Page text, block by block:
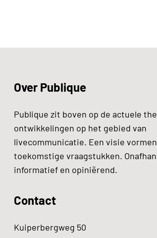
Over Publique
Publique zit boven op de actuele
ontwikkelingen op het gebied van
livecommunicatie. Een visie
toekomstige vraagstukken.
informatief en opiniërend.
Contact
Kuiperbergweg 50